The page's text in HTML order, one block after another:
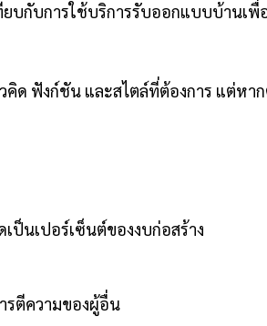
กับการใช้บริการรับออกแบบบ้านเ
คิด ฟังก์ชัน และสไตล์ที่ต้องการ แต่
ป็นเปอร์เซ็นต์ของงบก่อสร้าง
รตีความของผู้อื่น